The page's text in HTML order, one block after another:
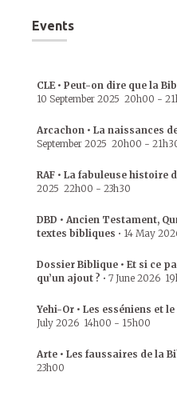
Events
CLE • Peut-on dire que la
10 September 2025 20h00 -
Arcachon • La naissances
September 2025 20h00 -
RAF • La fabuleuse histoire
2025 22h00 - 23h30
DBD • Ancien Testament,
textes bibliques • 14 May
Dossier Biblique • Et si ce
qu’un ajout ? • 7 June 2026
Yehi-Or • Les esséniens et
July 2026 14h00 - 15h00
Arte • Les faussaires de la
23h00